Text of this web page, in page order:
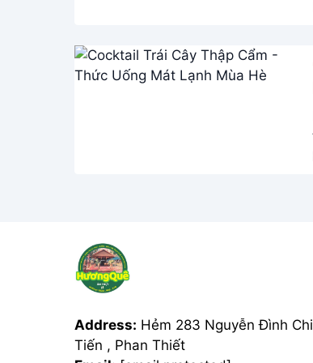
Address: Hẻm 283 Nguyễn Đình
Tiến , Phan Thiết